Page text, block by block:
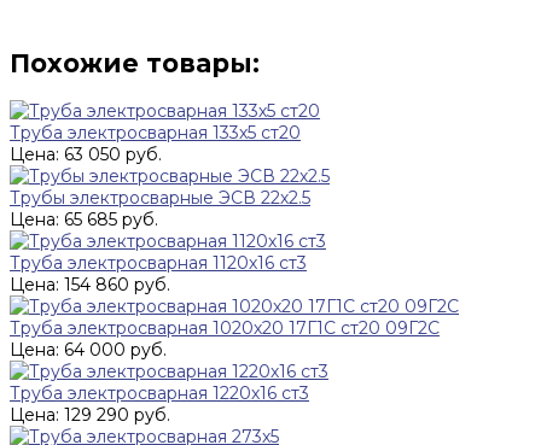
Похожие товары:
Труба электросварная 133х5 ст20
Цена: 63 050 руб.
Трубы электросварные ЭСВ 22х2.5
Цена: 65 685 руб.
Труба электросварная 1120х16 ст3
Цена: 154 860 руб.
Труба электросварная 1020х20 17Г1С ст20 09Г2С
Цена: 64 000 руб.
Труба электросварная 1220х16 ст3
Цена: 129 290 руб.